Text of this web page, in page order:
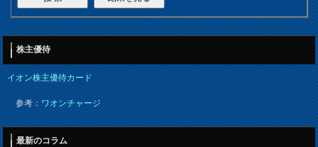
株主優待
イオン株主優待カード
参考：ワオンチャージ
最新のコラム